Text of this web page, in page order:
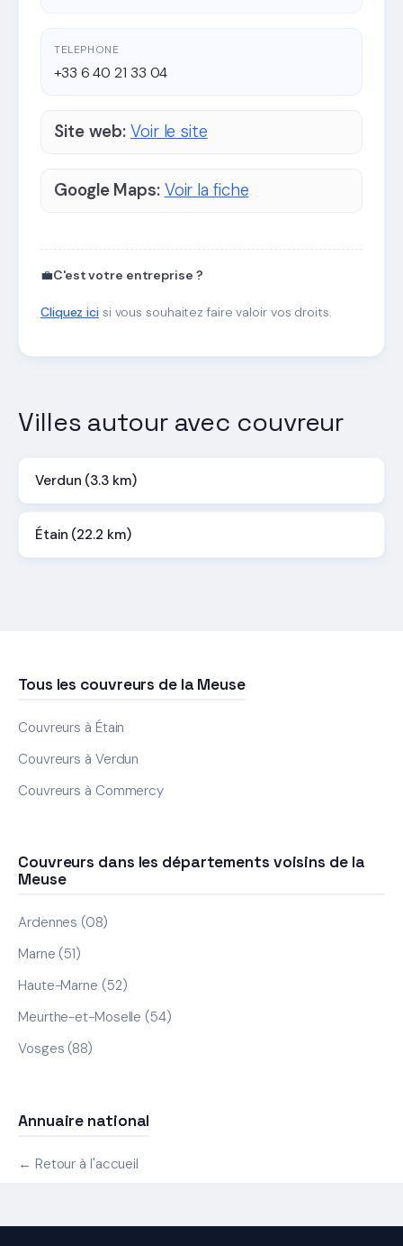
TELEPHONE
+33 6 40 21 33 04
Site web: Voir le site
Google Maps: Voir la fiche
💼C'est votre entreprise ?
Cliquez icisi vous souhaitez faire valoir vos droits.
Villes autour avec couvreur
Verdun (3.3 km)
Étain (22.2 km)
Tous les couvreurs de la Meuse
Couvreurs à Étain
Couvreurs à Verdun
Couvreurs à Commercy
Couvreurs dans les départements voisins de la
Meuse
Ardennes (08)
Marne (51)
Haute-Marne (52)
Meurthe-et-Moselle (54)
Vosges (88)
Annuaire national
← Retour à l'accueil